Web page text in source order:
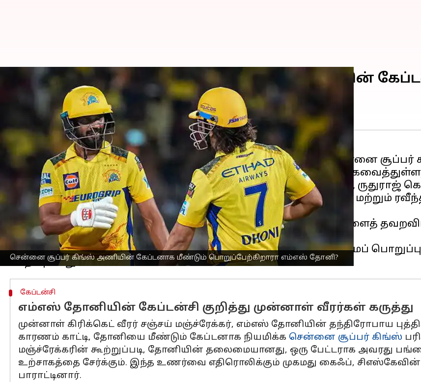
சென்னை சூப்பர் கிங்ஸ் அணியின் கேப்டனாக மீண்டும் பொறுப்பேற்கிறாரா எம்எஸ் தோனி?
ஐபிஎல் 2025: சென்னை சூப்பர் கிங்ஸ் அணியின்
பொறுப்பேற்கிறாரா எம்எஸ் தோனி?
Sekar Chinnappan Nov 02, 2024
செய்தி முன்னோட்டம்
எதிர்பார்க்கப்படும்ஐபிஎல் 2025மெகா ஏலத்திற்கு முன்னதாக, சென்னை சூப்பர்
தோனியை 4 கோடி ரூபாய்க்கு அன்கேப்ட் பிளேயர் பிரிவின் கீழ்
முன்னதாக, ஐபிஎல் 2024 சீசனில் கேப்டன் பதவியில் இருந்து விலகி,
இந்நிலையில், ருதுராஜ் கெய்க்வாட், மதீஷா பத்திரனா, சிவம் துபே, மற்றும்
சிஎஸ்கே தக்க வைத்துக் கொண்டது.
ருதுராஜ் கெய்க்வாட்டின் கீழ், சிஎஸ்கே கடந்த சீசனில் பிளேஆஃப்களைத்
தலைமைத்துவம் குறித்த கேள்விகளை எழுப்பியது.
இந்நிலையில், எம்எஸ் தோனியின் தக்கவைப்பு அணியின் தலைமைப் பொறுப்பு
கேப்டன்சி
எம்எஸ் தோனியின் கேப்டன்சி குறித்து முன்னாள் வீரர்கள் கருத்து
முன்னாள் கிரிக்கெட் வீரர் சஞ்சய் மஞ்ச்ரேக்கர், எம்எஸ் தோனியின் தந்திரோபாய
காரணம் காட்டி, தோனியை மீண்டும் கேப்டனாக நியமிக்க சென்னை சூப்பர் கிங்ஸ்
மஞ்ச்ரேக்கரின் கூற்றுப்படி, தோனியின் தலைமையானது, ஒரு பேட்டராக அவரது
உற்சாகத்தை சேர்க்கும். இந்த உணர்வை எதிரொலிக்கும் முகமது கைஃப்,
பாராட்டினார்.